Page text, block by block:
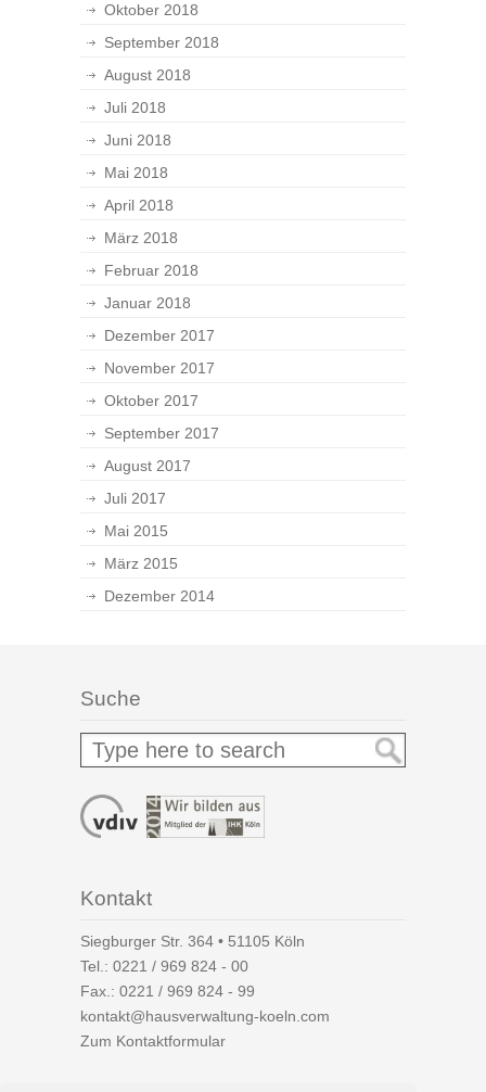
Oktober 2018
September 2018
August 2018
Juli 2018
Juni 2018
Mai 2018
April 2018
März 2018
Februar 2018
Januar 2018
Dezember 2017
November 2017
Oktober 2017
September 2017
August 2017
Juli 2017
Mai 2015
März 2015
Dezember 2014
Suche
Kontakt
Siegburger Str. 364 • 51105 Köln
Tel.: 0221 / 969 824 - 00
Fax.: 0221 / 969 824 - 99
kontakt@hausverwaltung-koeln.com
Zum Kontaktformular